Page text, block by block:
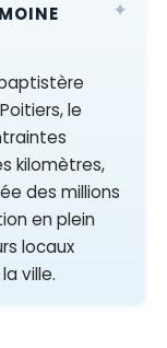
le
kilomètres,
des millions
en plein
locaux
ville.